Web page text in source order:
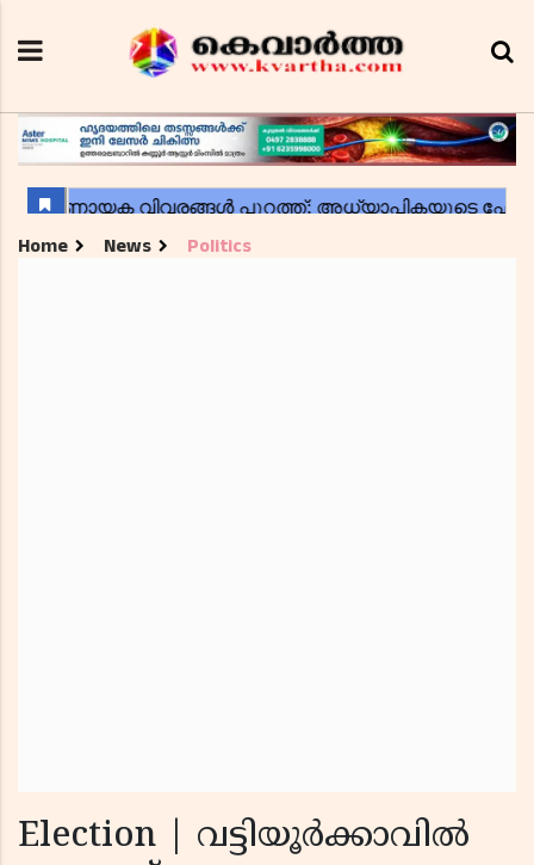
Home News Politics
Election | വട്ടിയൂർക്കാവിൽ